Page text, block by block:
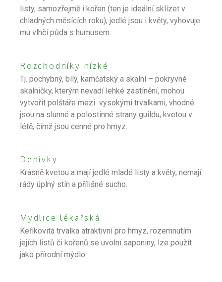
listy, samozřejmě i kořen (ten je ideální sklízet v
chladných měsících roku), jedlé jsou i květy, vyhovuje
mu vlhčí půda s humusem.
Rozchodníky nízké
Tj. pochybný, bílý, kamčatský a skalní – pokryvné
skalničky, kterým nevadí lehké zastínění, mohou
vytvořit polštáře mezi vysokými trvalkami, vhodné
jsou na slunné a polostinné strany guildu, kvetou v
létě, čímž jsou cenné pro hmyz.
Denivky
Krásně kvetou a mají jedlé mladé listy a květy, nemají
rády úplný stín a přílišné sucho.
Mydlice lékařská
Keříkovitá trvalka atraktivní pro hmyz, rozemnutím
jejích listů či kořenů se uvolní saponiny, lze použít
jako přírodní mýdlo.